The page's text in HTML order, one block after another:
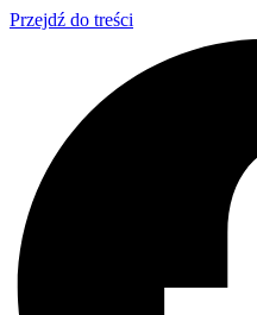
Przejdź do treści